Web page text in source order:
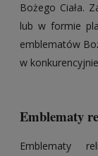
Bożego Ciała.
lub w formie
emblematów
w
Emblematy
Emblematy